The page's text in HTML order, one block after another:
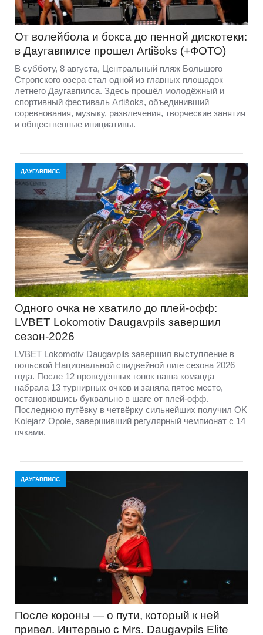
От волейбола и бокса до пенной дискотеки:
в Даугавпилсе прошел Artišoks (+ФОТО)
В субботу, 8 августа, Центральный пляж Большого
Стропского озера стал одной из главных площадок
летнего Даугавпилса. Здесь прошёл молодёжный и
спортивный фестиваль Artišoks, объединивший
соревнования, музыку, развлечения, творческие занятия
и общественные инициативы.
ДАУГАВПИЛС
Одного очка не хватило до плей-офф:
LVBET Lokomotiv Daugavpils завершил
сезон-2026
LVBET Lokomotiv Daugavpils завершил выступление в
польской Национальной спидвейной лиге сезона 2026
года. После 12 проведённых гонок наша команда
набрала 13 турнирных очков и заняла пятое место,
остановившись буквально в шаге от плей-офф.
Последнюю путёвку в четвёрку сильнейших получил OK
Kolejarz Opole, завершивший регулярный чемпионат с 14
очками.
ДАУГАВПИЛС
После короны — о пути, который к ней
привел. Интервью с Mrs. Daugavpils Elite